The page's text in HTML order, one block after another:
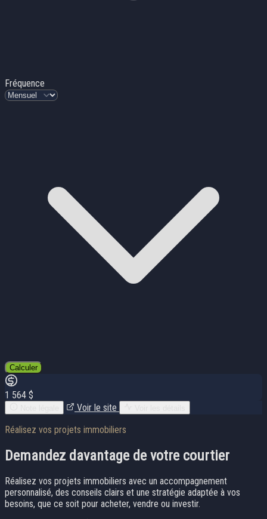
Fréquence
Calculer
1 564 $
Voir le site
Réalisez vos projets immobiliers
Demandez davantage de votre courtier
Réalisez vos projets immobiliers avec un accompagnement
personnalisé, des conseils clairs et une stratégie adaptée à vos
besoins, que ce soit pour acheter, vendre ou investir.